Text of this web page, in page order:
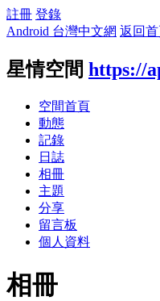
註冊 登錄
Android 台灣中文網 返回
星情空間 https://
空間首頁
動態
記錄
日誌
相冊
主題
分享
留言板
個人資料
相冊